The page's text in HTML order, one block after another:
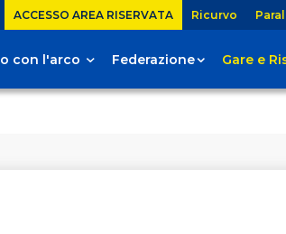
ACCESSO AREA RISERVATA Ricurvo
con l'arco Federazione Gare e